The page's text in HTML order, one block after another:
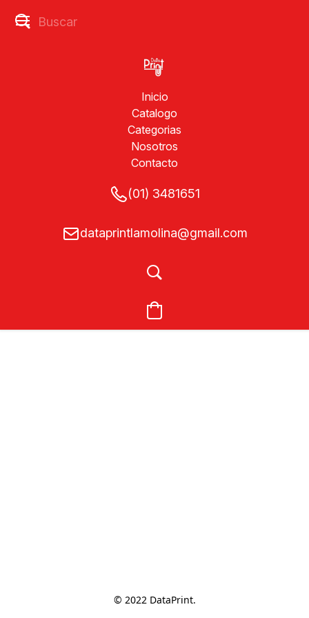
Inicio
Catalogo
Categorias
Nosotros
Contacto
(01) 3481651
dataprintlamolina@gmail.com
© 2022 DataPrint.